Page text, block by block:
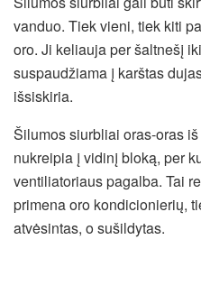
vanduo. Tiek vieni, tiek kiti
oro. Ji keliauja per šaltnešį
suspaudžiama į karštas
išsiskiria.
Šilumos siurbliai oras-oras
nukreipia į vidinį bloką, per
ventiliatoriaus pagalba. Tai
primena oro kondicionierių,
atvėsintas, o sušildytas.